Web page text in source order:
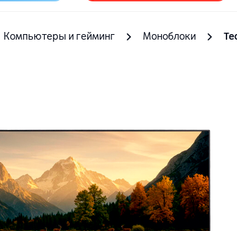
Компьютеры и гейминг Моноблоки